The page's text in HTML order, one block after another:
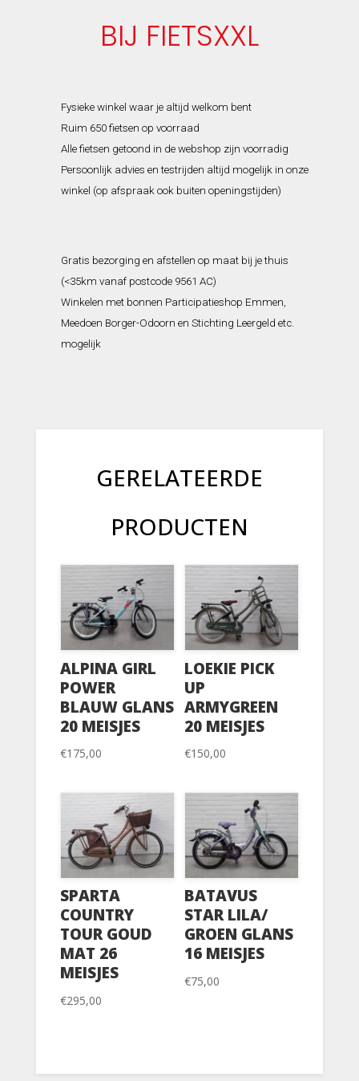
BIJ FIETSXXL
Fysieke winkel waar je altijd welkom bent
Ruim 650 fietsen op voorraad
Alle fietsen getoond in de webshop zijn voorradig
Persoonlijk advies en testrijden altijd mogelijk in onze
winkel (op afspraak ook buiten openingstijden)
Gratis bezorging en afstellen op maat bij je thuis
(<35km vanaf postcode 9561 AC)
Winkelen met bonnen Participatieshop Emmen,
Meedoen Borger-Odoorn en Stichting Leergeld etc.
mogelijk
GERELATEERDE
PRODUCTEN
ALPINA GIRL
POWER
BLAUW GLANS
20 MEISJES
€175,00
LOEKIE PICK
UP
ARMYGREEN
20 MEISJES
€150,00
SPARTA
COUNTRY
TOUR GOUD
MAT 26
MEISJES
€295,00
BATAVUS
STAR LILA/
GROEN GLANS
16 MEISJES
€75,00